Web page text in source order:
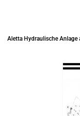
Aletta Hydraulische Anlage